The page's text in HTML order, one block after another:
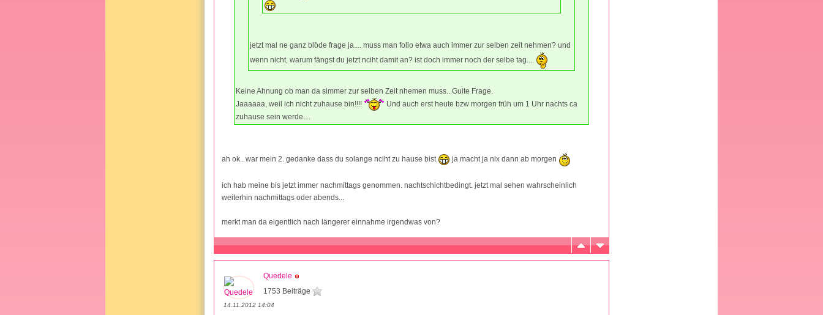
jetzt mal ne ganz blöde frage ja.... muss man folio etwa auch immer zur selben zeit nehmen? und
wenn nicht, warum fängst du jetzt nciht damit an? ist doch immer noch der selbe tag....
Keine Ahnung ob man da simmer zur selben Zeit nhemen muss...Guite Frage.
Jaaaaaa, weil ich nicht zuhause bin!!!!
Und auch erst heute bzw morgen früh um 1 Uhr nachts ca
zuhause sein werde....
ah ok.. war mein 2. gedanke dass du solange nciht zu hause bist ja macht ja nix dann ab morgen
ich hab meine bis jetzt immer nachmittags genommen. nachtschichtbedingt. jetzt mal sehen wahrscheinlich
weiterhin nachmittags oder abends...
merkt man da eigentlich nach längerer einnahme irgendwas von?
Quedele
1753 Beiträge
14.11.2012 14:04